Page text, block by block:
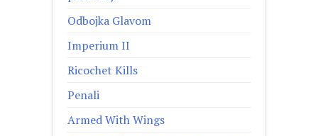
Odbojka Glavom
Imperium II
Ricochet Kills
Penali
Armed With Wings